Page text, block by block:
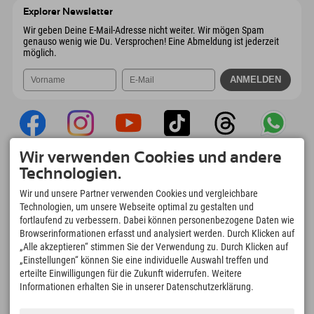
Explorer Newsletter
Wir geben Deine E-Mail-Adresse nicht weiter. Wir mögen Spam
genauso wenig wie Du. Versprochen! Eine Abmeldung ist jederzeit
möglich.
Explorer App
Upload Deiner #ExplorerMoments, Mein
Explorer To Go mit Buchungsübersicht,
Bucketlist, Restaurantübersicht uvm. Jetzt
downloaden!
Zeit für Explorer Moments
166
Bergseen und Erlebnisbäder
4.634km
Pisten zum Skifahren und
Wir verwenden Cookies und andere
Technologien.
Wir und unsere Partner verwenden Cookies und vergleichbare
Technologien, um unsere Webseite optimal zu gestalten und
fortlaufend zu verbessern. Dabei können personenbezogene Daten wie
Browserinformationen erfasst und analysiert werden. Durch Klicken auf
„Alle akzeptieren“ stimmen Sie der Verwendung zu. Durch Klicken auf
„Einstellungen“ können Sie eine individuelle Auswahl treffen und
erteilte Einwilligungen für die Zukunft widerrufen. Weitere
Informationen erhalten Sie in unserer Datenschutzerklärung.